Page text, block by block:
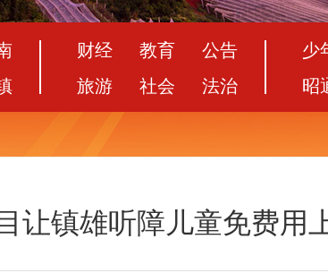
财经 教育
公告
旅游
社会 法治
少
昭
让镇雄听障儿童免费用